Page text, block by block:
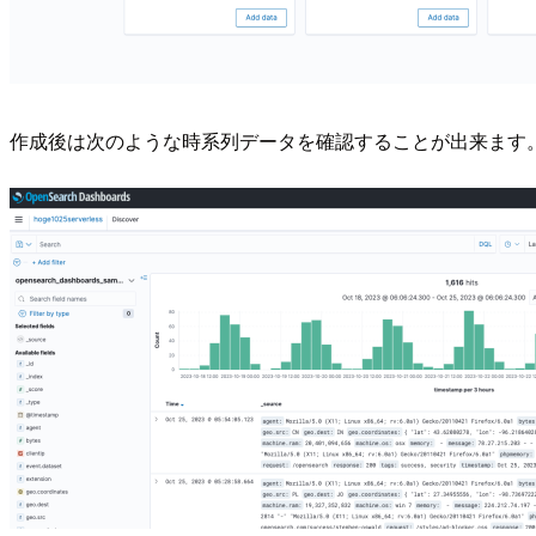
作成後は次のような時系列データを確認することが出来ます